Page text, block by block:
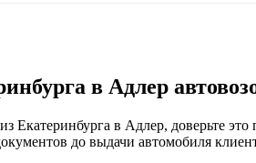
в Адлер
Екатеринбурга в Адлер, доверьте
до выдачи автомобиля